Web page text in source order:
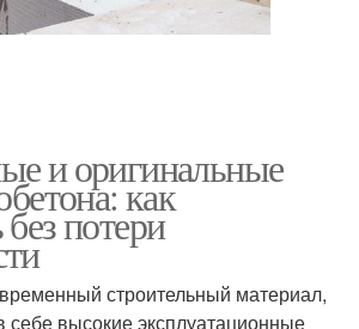
и оригинальные
как
потери
строительный материал,
себе высокие эксплуатационные